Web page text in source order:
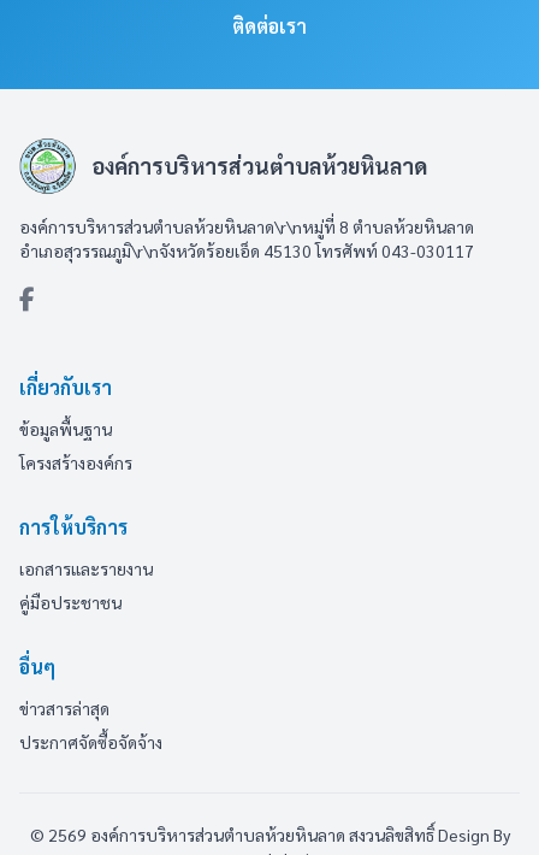
ติดต่อเรา
องค์การบริหารส่วนตำบลห้วยหินลาด
องค์การบริหารส่วนตำบลห้วยหินลาด\r\nหมู่ที่ 8 ตำบลห้วยหินลาด
อำเภอสุวรรณภูมิ\r\nจังหวัดร้อยเอ็ด 45130 โทรศัพท์ 043-030117
เกี่ยวกับเรา
ข้อมูลพื้นฐาน
โครงสร้างองค์กร
การให้บริการ
เอกสารและรายงาน
คู่มือประชาชน
อื่นๆ
ข่าวสารล่าสุด
ประกาศจัดซื้อจัดจ้าง
© 2569 องค์การบริหารส่วนตำบลห้วยหินลาด สงวนลิขสิทธิ์Design By